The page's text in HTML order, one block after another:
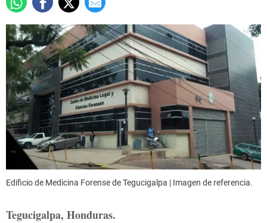
Edificio de Medicina Forense de Tegucigalpa | Imagen de referencia.
Tegucigalpa, Honduras.